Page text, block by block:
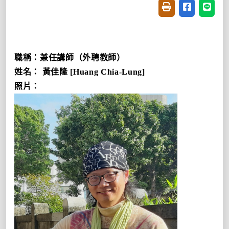
友善列印(開新視
分享至臉書
分享
職稱：兼任講師（外聘教師）
姓名： 黃佳隆[Huang Chia-Lung]
照片：